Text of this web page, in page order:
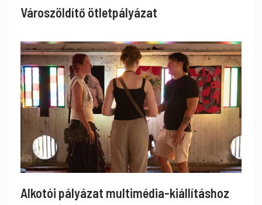
Városzöldítő ötletpályázat
Alkotói pályázat multimédia-kiállításhoz